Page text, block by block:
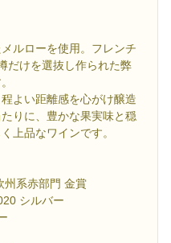
ルローを使用。フレンチ
だけを選抜し作られた弊
よい距離感を心がけ醸造
りに、豊かな果実味と穏
上品なワインです。
州系赤部門 金賞
シルバー